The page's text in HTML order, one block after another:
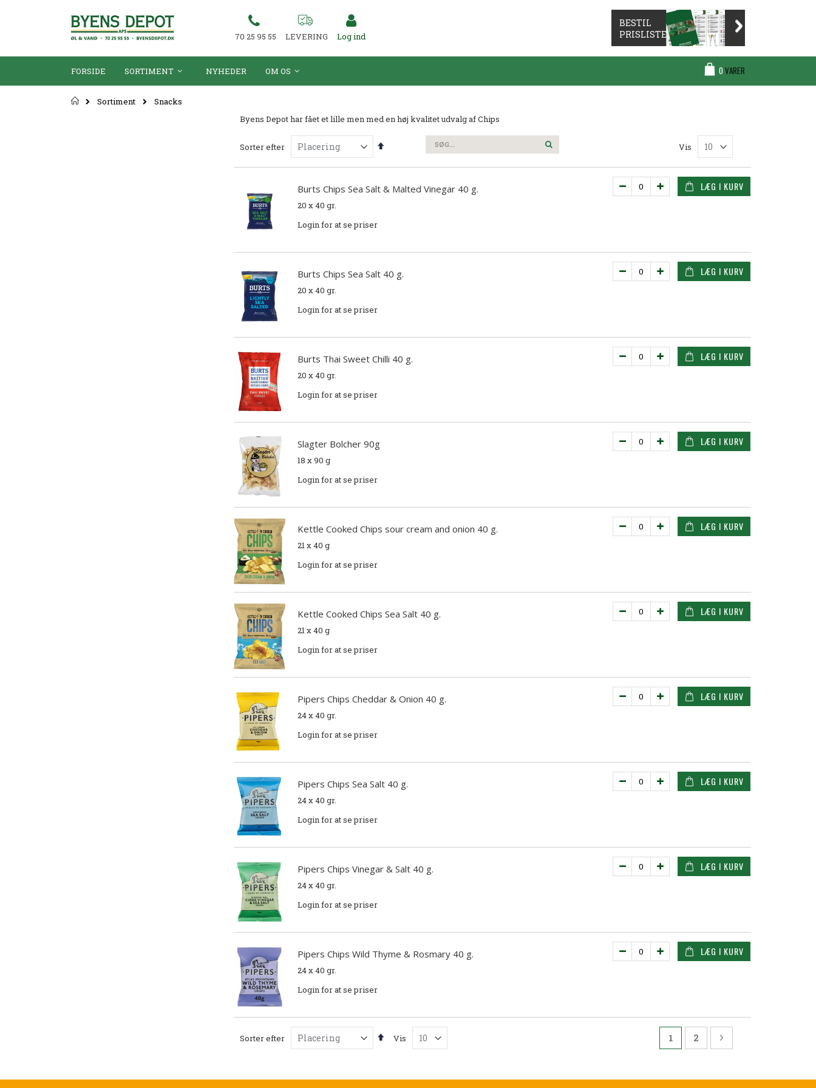
0 VARER
70 25 95 55 LEVERING Log ind
BESTIL
PRISLISTE
FORSIDE SORTIMENT NYHEDER OM OS
Forsiden
Sortiment
Snacks
Byens Depot har fået et lille men med en høj kvalitet udvalg af Chips
Sorter efter
Faldende
Søg
Vis
Burts Chips Sea Salt & Malted Vinegar 40 g.
20 x 40 gr.
Login for at se priser
LÆG I KURV
Burts Chips Sea Salt 40 g.
20 x 40 gr.
Login for at se priser
LÆG I KURV
Burts Thai Sweet Chilli 40 g.
20 x 40 gr.
Login for at se priser
LÆG I KURV
Slagter Bolcher 90g
18 x 90 g
Login for at se priser
LÆG I KURV
Kettle Cooked Chips sour cream and onion 40 g.
21 x 40 g
Login for at se priser
LÆG I KURV
Kettle Cooked Chips Sea Salt 40 g.
21 x 40 g
Login for at se priser
LÆG I KURV
Pipers Chips Cheddar & Onion 40 g.
24 x 40 gr.
Login for at se priser
LÆG I KURV
Pipers Chips Sea Salt 40 g.
24 x 40 gr.
Login for at se priser
LÆG I KURV
Pipers Chips Vinegar & Salt 40 g.
24 x 40 gr.
Login for at se priser
LÆG I KURV
Pipers Chips Wild Thyme & Rosmary 40 g.
24 x 40 gr.
Login for at se priser
LÆG I KURV
Sorter efter
Faldende
Du læser i øjeblikket side
1 Side
2 Side
Videre
Vis